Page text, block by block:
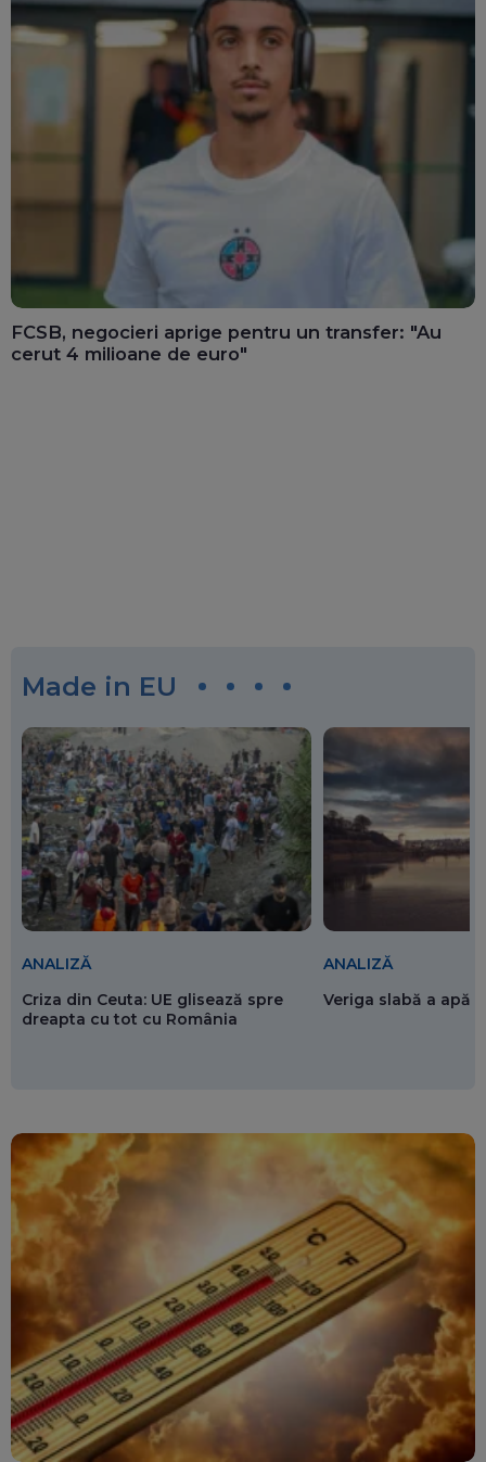
FCSB, negocieri aprige pentru un transfer: "Au
cerut 4 milioane de euro"
Made in EU
ANALIZĂ
Criza din Ceuta: UE glisează spre
dreapta cu tot cu România
ANALIZĂ
Veriga slabă a